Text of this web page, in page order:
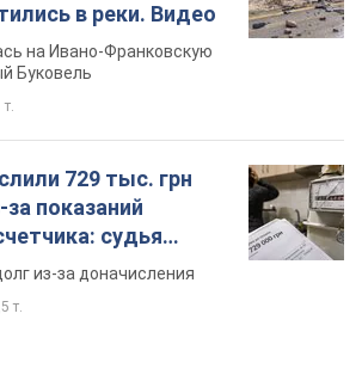
в реки. Видео
на Ивано-Франковскую
Буковель
729 тыс. грн
за показаний
судья
решение
из-за доначисления
т.